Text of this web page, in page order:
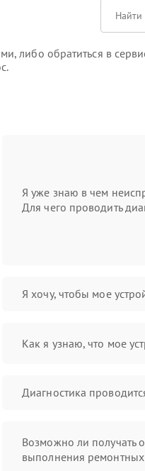
либо обратиться в
Я уже знаю в чем
Для чего проводить
Я хочу, чтобы мое
Как я узнаю, что мое
Диагностика
Возможно ли получать
выполнения ремонтных